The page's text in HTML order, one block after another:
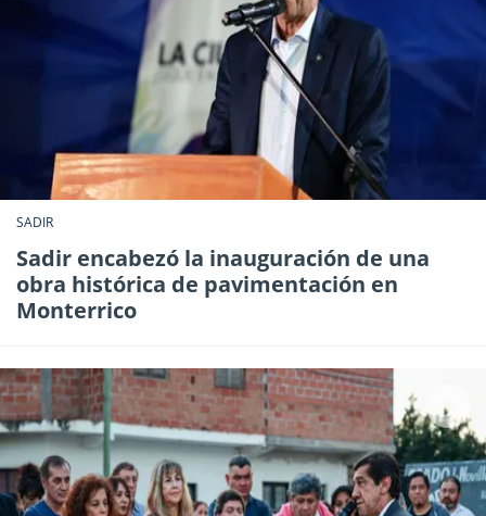
SADIR
Sadir encabezó la inauguración de una
obra histórica de pavimentación en
Monterrico